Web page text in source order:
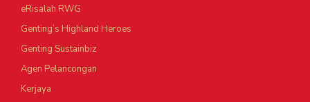
eRisalah RWG
Genting’s Highland Heroes
Genting Sustainbiz
Agen Pelancongan
Kerjaya